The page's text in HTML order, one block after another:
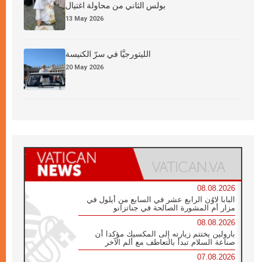
بولس الثاني من محاولة اغتيال
13 May 2026
الليتورجيَّا في سرّ الكنيسة
20 May 2026
08.08.2026
البابا لاوُن الرابع عشر في السابع من أيلول في
مزار أم المشورة الصالحة في جناتزانو
08.08.2026
بارولين يختتم زيارته إلى المكسيك مؤكدا أن
صناعة السلام تبدأ بالتعاطف مع ألم الآخر
07.08.2026